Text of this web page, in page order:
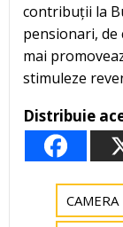
contribuții la
pensionari, de
mai
stimuleze
Distribuie